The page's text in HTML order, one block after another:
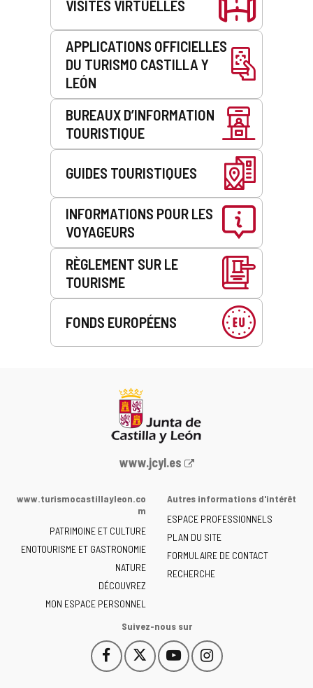
VISITES VIRTUELLES
APPLICATIONS OFFICIELLES
DU TURISMO CASTILLA Y
LEÓN
BUREAUX D’INFORMATION
TOURISTIQUE
GUIDES TOURISTIQUES
INFORMATIONS POUR LES
VOYAGEURS
RÈGLEMENT SUR LE
TOURISME
FONDS EUROPÉENS
Portail
la
de
Castilla
y
León
-
www.jcyl.es
www.turismocastillayleon.co
m
PATRIMOINE ET CULTURE
ENOTOURISME ET GASTRONOMIE
NATURE
DÉCOUVREZ
MON ESPACE PERSONNEL
Autres informations d'intérêt
ESPACE PROFESSIONNELS
PLAN DU SITE
FORMULAIRE DE CONTACT
RECHERCHE
Suivez-nous sur
Facebook
Este
enlace
Este
enlace
YouTube
Este
enlace
Instagram
Este
enlace